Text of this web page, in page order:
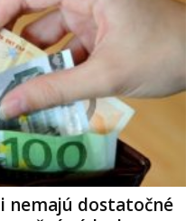
nemajú dostatočné